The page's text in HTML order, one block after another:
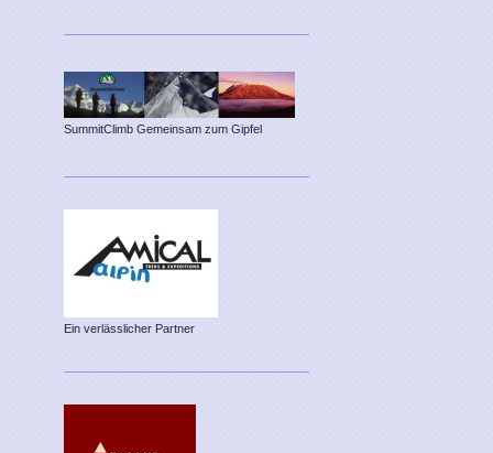
SummitClimb Gemeinsam zum Gipfel
Ein verlässlicher Partner